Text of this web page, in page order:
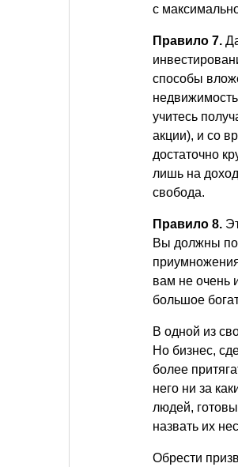
с
Правило 7.
способы
учитесь
акции), и со
достаточно
лишь на
свобода.
Правило 8.
Вы должны
вам не очень
большое
В одной из
Но бизнес,
более
него ни за
людей,
назвать их
Обрести